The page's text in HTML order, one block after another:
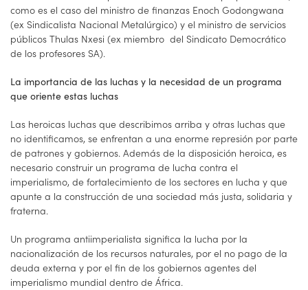
como es el caso del ministro de finanzas Enoch Godongwana
(ex Sindicalista Nacional Metalúrgico) y el ministro de servicios
públicos Thulas Nxesi (ex miembro del Sindicato Democrático
de los profesores SA).
La importancia de las luchas y la necesidad de un programa
que oriente estas luchas
Las heroicas luchas que describimos arriba y otras luchas que
no identificamos, se enfrentan a una enorme represión por parte
de patrones y gobiernos. Además de la disposición heroica, es
necesario construir un programa de lucha contra el
imperialismo, de fortalecimiento de los sectores en lucha y que
apunte a la construcción de una sociedad más justa, solidaria y
fraterna.
Un programa antiimperialista significa la lucha por la
nacionalización de los recursos naturales, por el no pago de la
deuda externa y por el fin de los gobiernos agentes del
imperialismo mundial dentro de África.